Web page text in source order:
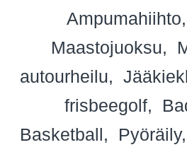
Ampumahiihto
Maastojuoksu
autourheilu
frisbeegolf
Basketball
Pyöräily